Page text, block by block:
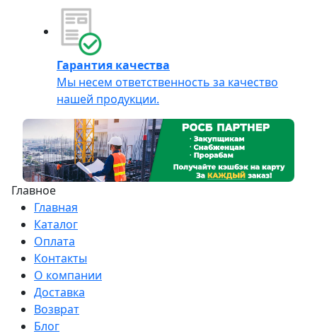
Гарантия качества
Мы несем ответственность за качество
нашей продукции.
Главное
Главная
Каталог
Оплата
Контакты
О компании
Доставка
Возврат
Блог